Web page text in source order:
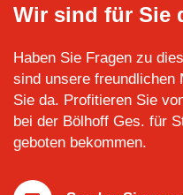
Wir sind für Sie
Haben Sie Fragen zu
sind unsere freundlichen
Sie da. Profitieren Sie
bei der Bölhoff Ges. für
geboten bekommen.